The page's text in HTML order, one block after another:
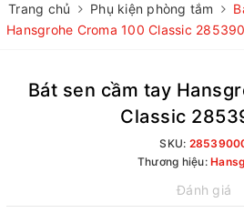
Trang chủ Phụ kiện phòng tắm
Hansgrohe Croma 100 Classic
Bát sen cầm tay
Classic
SKU:
Thương hiệu:
Đánh giá